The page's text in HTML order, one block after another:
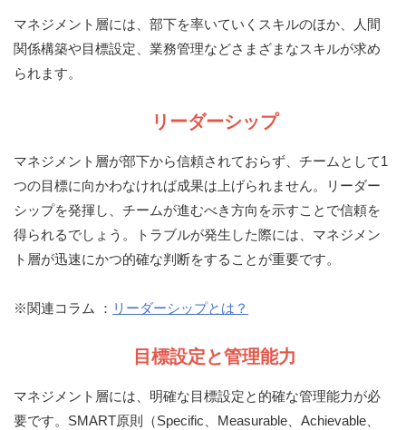
マネジメント層には、部下を率いていくスキルのほか、人間
関係構築や目標設定、業務管理などさまざまなスキルが求め
られます。
リーダーシップ
マネジメント層が部下から信頼されておらず、チームとして1
つの目標に向かわなければ成果は上げられません。リーダー
シップを発揮し、チームが進むべき方向を示すことで信頼を
得られるでしょう。トラブルが発生した際には、マネジメン
ト層が迅速にかつ的確な判断をすることが重要です。
※関連コラム ： リーダーシップとは？
目標設定と管理能力
マネジメント層には、明確な目標設定と的確な管理能力が必
要です。SMART原則（Specific、Measurable、Achievable、